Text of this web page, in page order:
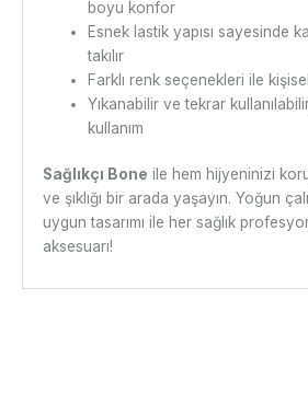
boyu konfor
Esnek lastik yapısı sayesinde
takılır
Farklı renk seçenekleri ile
Yıkanabilir ve tekrar
kullanım
Sağlıkçı Bone ile hem hijyeninizi
ve şıklığı bir arada yaşayın. Yoğun
uygun tasarımı ile her sağlık
aksesuarı!